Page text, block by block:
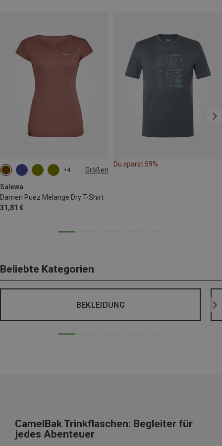
+4 Größen
Salewa
Damen Puez Melange Dry T-Shirt
31,81 €
XS S M
XXL
Du sparst 59%
Beliebte Kategorien
BEKLEIDUNG
CamelBak Trinkflaschen: Begleiter für
jedes Abenteuer